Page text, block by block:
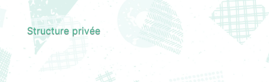
Structure privée